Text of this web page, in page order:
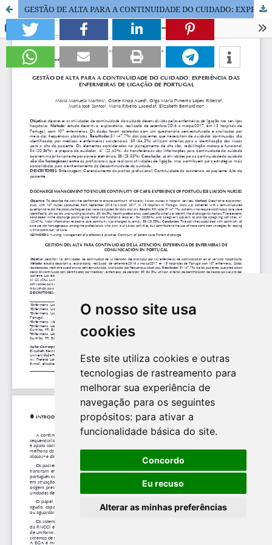
O nosso site usa
cookies
Este site utiliza cookies e outras
tecnologias de rastreamento para
melhorar sua experiência de
navegação para os seguintes
propósitos: para ativar a
funcionalidade básica do site.
Concordo
Eu recuso
Alterar as minhas preferências
GESTÃO DE ALTA PARA A CONTINUIDADE DO CUIDADO: EXPERIÊNCIA DAS ENFERMEIRAS DE LIGAÇÃO DE PORTUGAL